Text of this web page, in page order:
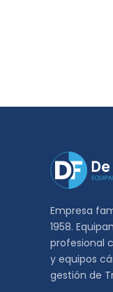
Empresa
1958.
profesional
y equipos
gestión de